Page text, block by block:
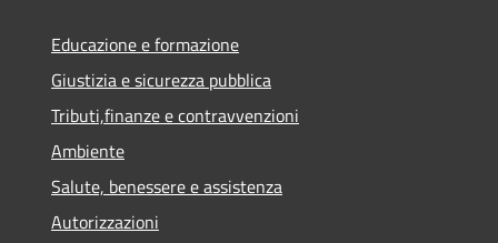
Educazione e formazione
Giustizia e sicurezza pubblica
Tributi,finanze e contravvenzioni
Ambiente
Salute, benessere e assistenza
Autorizzazioni